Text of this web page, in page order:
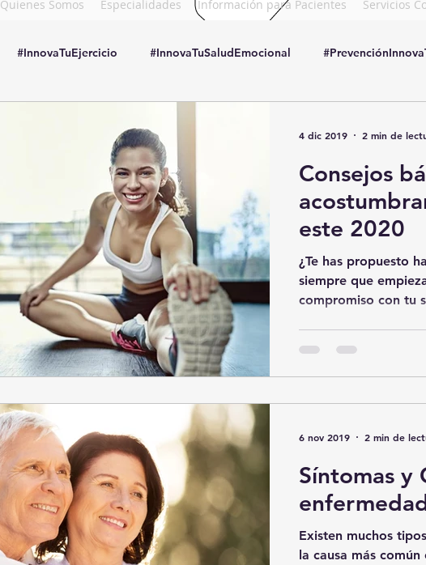
Quienes Somos Especialidades Información para Pacientes Servicios
#InnovaTuEjercicio #InnovaTuSaludEmocional
Consejos
este 2020
¿Te has propuesto
siempre que
compromiso con tu
4 dic 2019 2 min de
Síntomas y
Existen muchos
la causa más
6 nov 2019 2 min de